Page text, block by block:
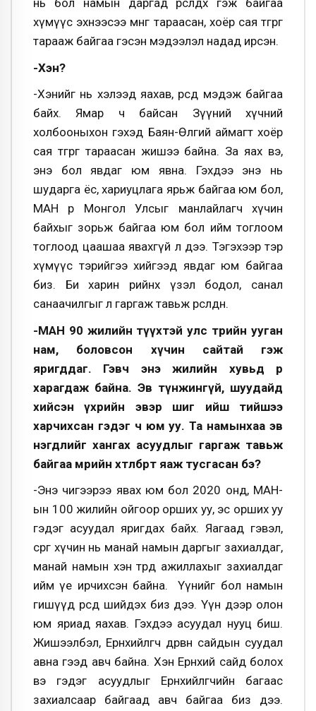
хүмүүс эхнээсээ мөнгө тараасан, хоёр сая төгрөг
тарааж байгаа гэсэн мэдээлэл надад ирсэн.
-Хэн?
-Хэнийг нь хэлээд яахав, өөрсдөө мэдэж байгаа
байх. Ямар ч байсан Зүүний хүчний
холбооныхон гэхэд Баян-Өлгий аймагт хоёр
сая төгрөг тараасан жишээ байна. За яах вэ,
энэ бол явдаг юм явна. Гэхдээ энэ нь
шударга ёс, хариуцлага ярьж байгаа юм бол,
МАН өөрөө Монгол Улсыг манлайлагч хүчин
байхыг зорьж байгаа юм бол ийм тоглоом
тоглоод цаашаа явахгүй л дээ. Тэгэхээр тэр
хүмүүс тэрийгээ хийгээд явдаг юм байгаа
биз. Би харин өөрийнхөө үзэл бодол, санал
санаачилгыг л гаргаж тавьж өрсөлдөнө.
-МАН 90 жилийн түүхтэй улс төрийн ууган
нам, боловсон хүчин сайтай гэж
яригддаг. Гэвч энэ жилийн хувьд өөр
харагдаж байна. Эв түнжингүй, шуудайд
хийсэн үхрийн эвэр шиг ийш тийшээ
харчихсан гэдэг ч юм уу. Та намынхаа эв
нэгдлийг хангах асуудлыг гаргаж тавьж
байгаа мөрийн хөтөлбөртөө яаж тусгасан бэ?
-Энэ чигээрээ явах юм бол 2020 онд, МАН-
ын 100 жилийн ойгоор орших уу, эс орших уу
гэдэг асуудал яригдах байх. Яагаад гэвэл,
сөрөг хүчин нь манай намын даргыг захиалдаг,
манай намын хэн төрд ажиллахыг захиалдаг
ийм үе ирчихсэн байна. Үүнийг бол намын
гишүүд өөрсдөө шийдэх биз дээ. Үүн дээр олон
юм яриад яахав. Гэхдээ асуудал нууц биш.
Жишээлбэл, Ерөнхийлөгч дөрвөн сайдын суудал
авна гээд авч байна. Хэн Ерөнхий сайд болох
вэ гэдэг асуудлыг Ерөнхийлөгчийн багаас
захиалсаар байгаад авч байгаа биз дээ.